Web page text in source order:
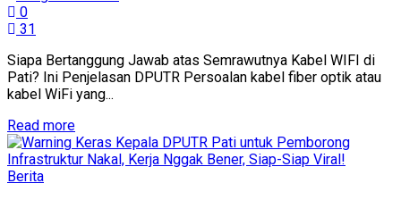
0
31
Siapa Bertanggung Jawab atas Semrawutnya Kabel WIFI di
Pati? Ini Penjelasan DPUTR Persoalan kabel fiber optik atau
kabel WiFi yang...
Read moreDetails
Berita